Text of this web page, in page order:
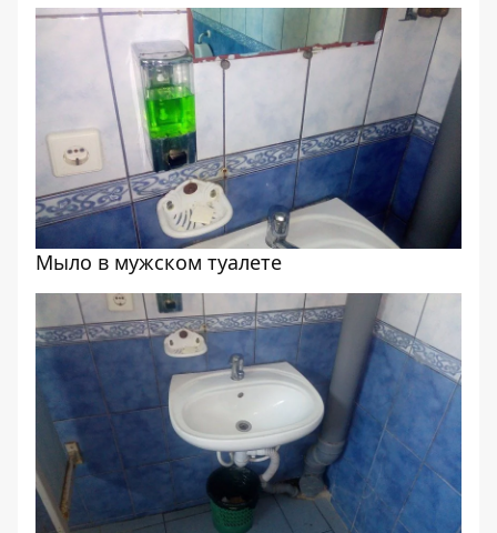
Мыло в мужском туалете